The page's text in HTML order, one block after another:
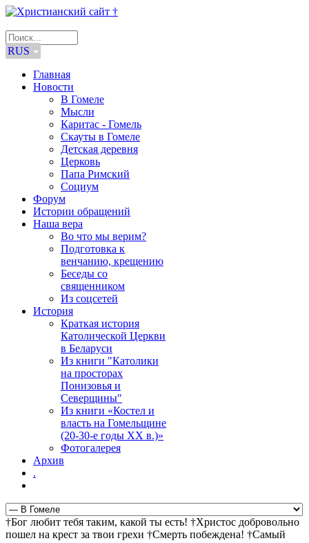
RUS
Главная
Новости
В Гомеле
Мысли
Каритас - Гомель
Скауты в Гомеле
Детская деревня
Церковь
Папа Римский
Социум
Форум
Истории обращений
Наша вера
Во что мы верим?
Подготовка к
венчанию, крещению
Беседы со
священником
Из соцсетей
История
Краткая история
Католической Церкви
в Беларуси
Из книги "Католики
на просторах
Понизовья и
Северщины"
Из книги «Костел и
власть на Гомельщине
(20-30-е годы ХХ в.)»
Фотогалерея
Архив
.
†Бог любит тебя таким, какой ты есть! †Христос добровольно
пошел на крест за твои грехи †Смерть побеждена! †Самый